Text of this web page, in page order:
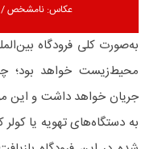
عکاس: نامشخص / سایت yankodesign.com
به‌صورت کلی فرودگاه‌
محیط‌زیست خواهد بود؛
جریان خواهد داشت و این
به دستگاه‌های تهویه یا